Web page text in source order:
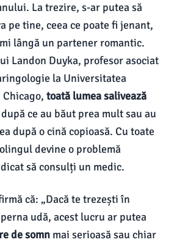
La trezire, s-ar putea să
pe tine, ceea ce poate fi jenant,
lângă un partener romantic.
Landon Duyka, profesor asociat
la Universitatea
toată lumea salivează
ce au băut prea mult sau au
după o cină copioasă. Cu toate
devine o problemă
să consulți un medic.
că: „Dacă te trezești în
udă, acest lucru ar putea
de somn mai serioasă sau chiar